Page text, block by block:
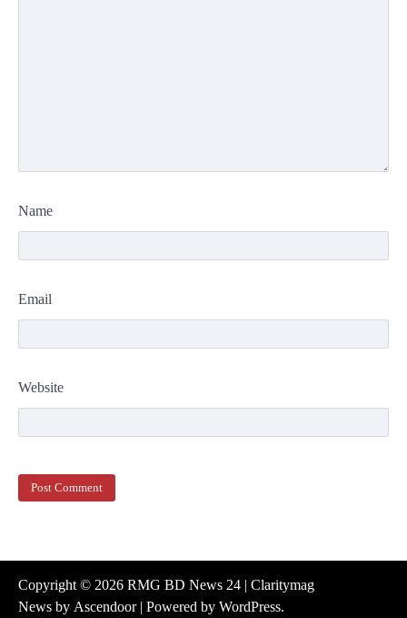
Name
Email
Website
Copyright © 2026 RMG BD News 24 | Claritymag
News by Ascendoor| Powered by WordPress.